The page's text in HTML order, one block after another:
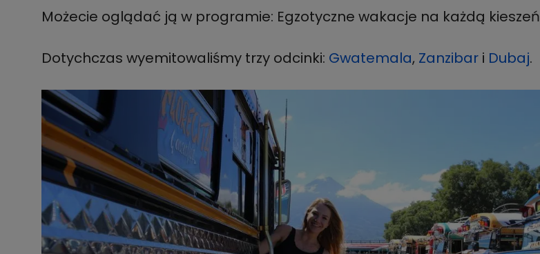
Możecie oglądać ją w programie: Egzotyczne wakacje na każdą kieszeń
Dotychczas wyemitowaliśmy trzy odcinki: Gwatemala, Zanzibar i Dubaj.